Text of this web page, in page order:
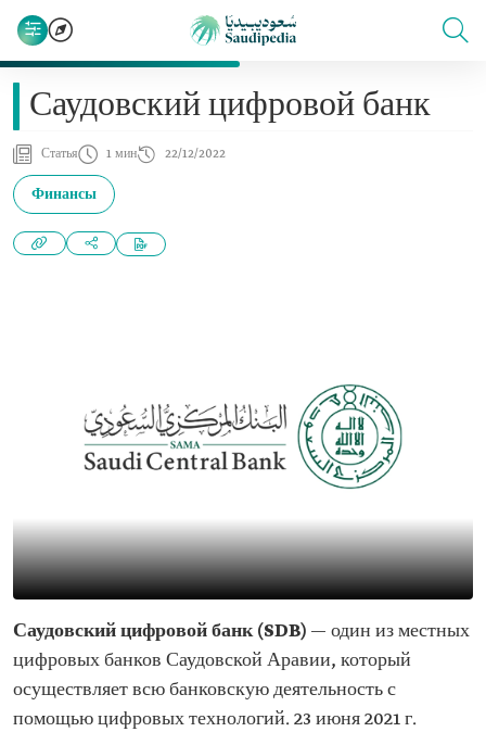
Саудовский цифровой банк
Статья 1 мин 22/12/2022
Финансы
Саудовский цифровой банк (SDB) — один из местных
цифровых банков Саудовской Аравии, который
осуществляет всю банковскую деятельность с
помощью цифровых технологий. 23 июня 2021 г.